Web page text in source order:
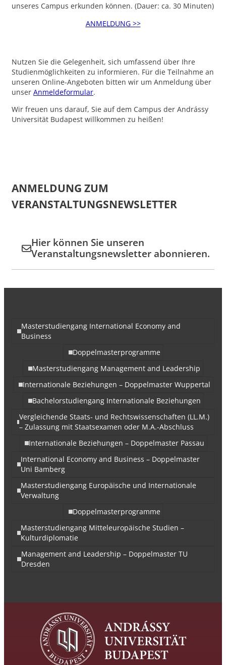
unseres Campus erkunden können. (Dauer: ca. 30 Minuten)
ANMELDUNG >>
Nutzen Sie die Gelegenheit, sich umfassend über Ihre
Studienmöglichkeiten zu informieren. Für die Teilnahme an
unseren Online-Angeboten bitten wir um Anmeldung über
unser Anmeldeformular.
Wir freuen uns darauf, Sie auf dem Campus der Andrássy
Universität Budapest willkommen zu heißen!
ANMELDUNG ZUM
VERANSTALTUNGSNEWSLETTER
Hier können Sie unseren
Veranstaltungsnewsletter abonnieren.
Masterstudiengang International Economy and
Business
Doppelmasterprogramme
Masterstudiengang Management and Leadership
Internationale Beziehungen – Doppelmaster Wuppertal
Bachelorstudiengang Internationale Beziehungen
Vergleichende Staats- und Rechtswissenschaften (LL.M.)
– Zulassung mit Staatsexamen oder M.A.-Abschluss
Internationale Beziehungen – Doppelmaster Passau
International Economy and Business – Doppelmaster
Uni Bamberg
Masterstudiengang Europäische und Internationale
Verwaltung
Doppelmasterprogramme
Masterstudiengang Mitteleuropäische Studien –
Kulturdiplomatie
Management and Leadership – Doppelmaster TU
Dresden